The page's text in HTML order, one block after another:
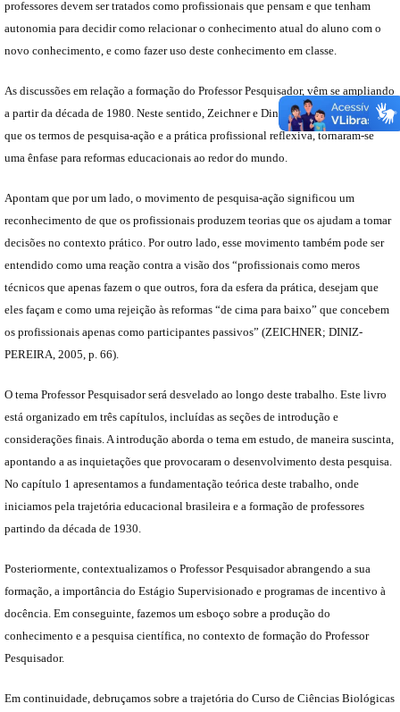
professores devem ser tratados como profissionais que pensam e que tenham
autonomia para decidir como relacionar o conhecimento atual do aluno com o
novo conhecimento, e como fazer uso deste conhecimento em classe.
As discussões em relação a formação do Professor Pesquisador, vêm se ampliando
a partir da década de 1980. Neste sentido, Zeichner e Diniz-Pereira (2005), dizem
que os termos de pesquisa-ação e a prática profissional reflexiva, tornaram-se
uma ênfase para reformas educacionais ao redor do mundo.
Apontam que por um lado, o movimento de pesquisa-ação significou um
reconhecimento de que os profissionais produzem teorias que os ajudam a tomar
decisões no contexto prático. Por outro lado, esse movimento também pode ser
entendido como uma reação contra a visão dos “profissionais como meros
técnicos que apenas fazem o que outros, fora da esfera da prática, desejam que
eles façam e como uma rejeição às reformas “de cima para baixo” que concebem
os profissionais apenas como participantes passivos” (ZEICHNER; DINIZ-
PEREIRA, 2005, p. 66).
O tema Professor Pesquisador será desvelado ao longo deste trabalho. Este livro
está organizado em três capítulos, incluídas as seções de introdução e
considerações finais. A introdução aborda o tema em estudo, de maneira suscinta,
apontando a as inquietações que provocaram o desenvolvimento desta pesquisa.
No capítulo 1 apresentamos a fundamentação teórica deste trabalho, onde
iniciamos pela trajetória educacional brasileira e a formação de professores
partindo da década de 1930.
Posteriormente, contextualizamos o Professor Pesquisador abrangendo a sua
formação, a importância do Estágio Supervisionado e programas de incentivo à
docência. Em conseguinte, fazemos um esboço sobre a produção do
conhecimento e a pesquisa científica, no contexto de formação do Professor
Pesquisador.
Em continuidade, debruçamos sobre a trajetória do Curso de Ciências Biológicas